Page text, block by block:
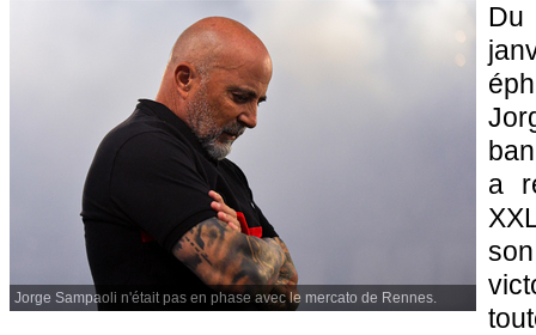
Jorge Sampaoli n'était pas en phase avec le mercato de Rennes.
Du
a